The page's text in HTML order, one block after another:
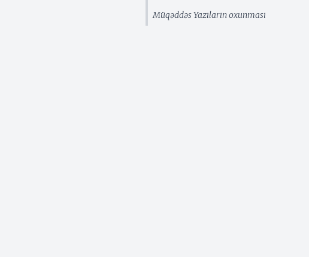
Müqəddəs Yazıların oxunması